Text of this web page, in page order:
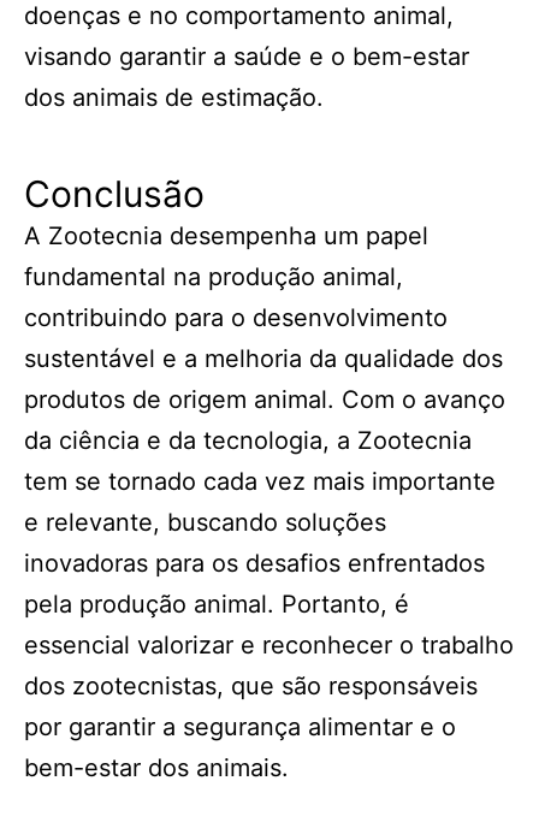
doenças e no comportamento animal,
visando garantir a saúde e o bem-estar
dos animais de estimação.
Conclusão
A Zootecnia desempenha um papel
fundamental na produção animal,
contribuindo para o desenvolvimento
sustentável e a melhoria da qualidade dos
produtos de origem animal. Com o avanço
da ciência e da tecnologia, a Zootecnia
tem se tornado cada vez mais importante
e relevante, buscando soluções
inovadoras para os desafios enfrentados
pela produção animal. Portanto, é
essencial valorizar e reconhecer o trabalho
dos zootecnistas, que são responsáveis
por garantir a segurança alimentar e o
bem-estar dos animais.